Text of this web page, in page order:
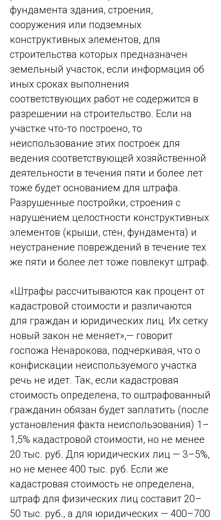
фундамента здания, строения,
сооружения или подземных
конструктивных элементов, для
строительства которых предназначен
земельный участок, если информация об
иных сроках выполнения
соответствующих работ не содержится в
разрешении на строительство. Если на
участке что-то построено, то
неиспользование этих построек для
ведения соответствующей хозяйственной
деятельности в течения пяти и более лет
тоже будет основанием для штрафа.
Разрушенные постройки, строения с
нарушением целостности конструктивных
элементов (крыши, стен, фундамента) и
неустранение повреждений в течение тех
же пяти и более лет тоже повлекут штраф.
«Штрафы рассчитываются как процент от
кадастровой стоимости и различаются
для граждан и юридических лиц. Их сетку
новый закон не меняет»,— говорит
госпожа Ненарокова, подчеркивая, что о
конфискации неиспользуемого участка
речь не идет. Так, если кадастровая
стоимость определена, то оштрафованный
гражданин обязан будет заплатить (после
установления факта неиспользования) 1–
1,5% кадастровой стоимости, но не менее
20 тыс. руб. Для юридических лиц — 3–5%,
но не менее 400 тыс. руб. Если же
кадастровая стоимость не определена,
штраф для физических лиц составит 20–
50 тыс. руб., а для юридических — 400–700